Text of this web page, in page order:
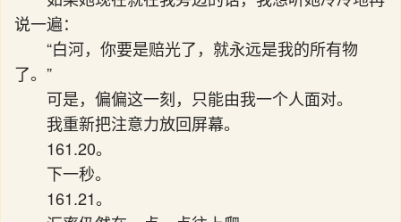
说一遍：
“白河，你要是赔光了，就永远是我的所有物
了。”
可是，偏偏这一刻，只能由我一个人面对。
我重新把注意力放回屏幕。
161.20。
下一秒。
161.21。